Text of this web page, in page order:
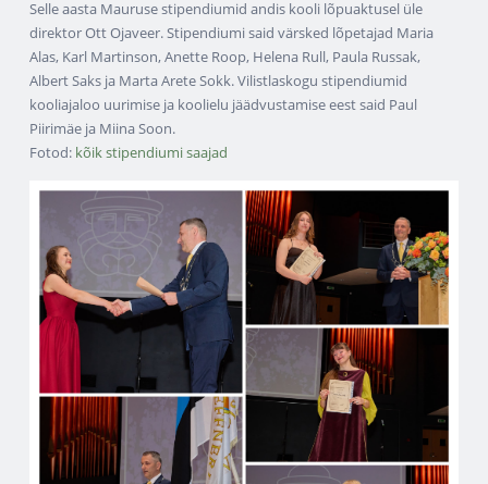
Selle aasta Mauruse stipendiumid andis kooli lõpuaktusel üle
direktor Ott Ojaveer. Stipendiumi said värsked lõpetajad Maria
Alas, Karl Martinson, Anette Roop, Helena Rull, Paula Russak,
Albert Saks ja Marta Arete Sokk. Vilistlaskogu stipendiumid
kooliajaloo uurimise ja koolielu jäädvustamise eest said Paul
Piirimäe ja Miina Soon.
Fotod: kõik stipendiumi saajad